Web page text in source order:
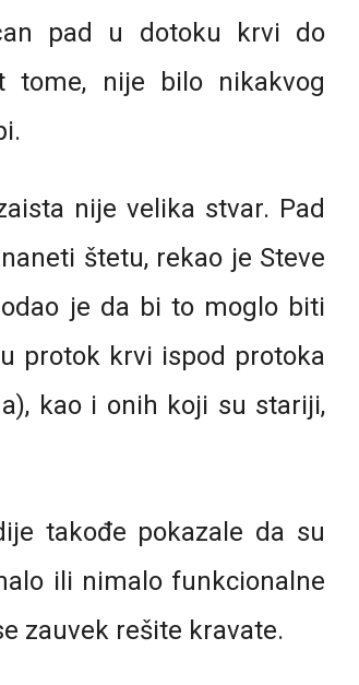
pad u dotoku krvi do
tome, nije bilo nikakvog
nije velika stvar. Pad
štetu, rekao je Steve
je da bi to moglo biti
protok krvi ispod protoka
kao i onih koji su stariji,
takođe pokazale da su
ili nimalo funkcionalne
zauvek rešite kravate.